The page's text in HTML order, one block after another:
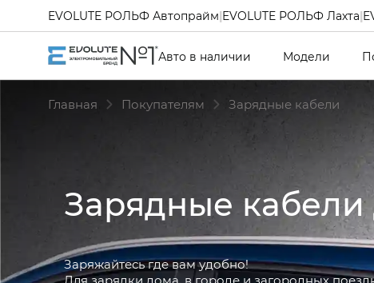
EVOLUTE РОЛЬФ Автопрайм|EVOLUTE РОЛЬФ Лахта|
Авто в наличии Модели
Главная Покупателям Зарядные кабели
Зарядные кабели
Заряжайтесь где вам удобно!
Для зарядки дома, в городе и загородных